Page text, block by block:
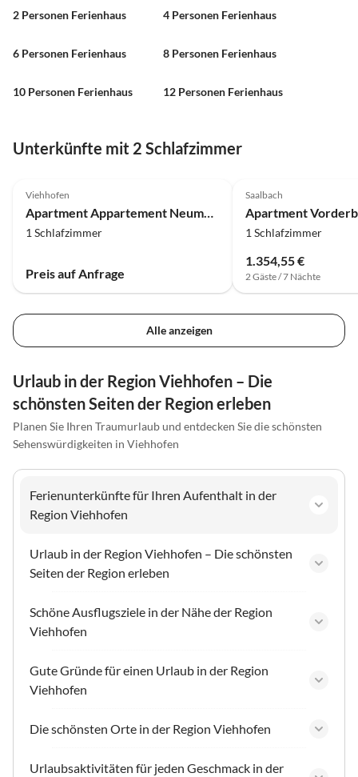
2 Personen Ferienhaus 4 Personen Ferienhaus
6 Personen Ferienhaus 8 Personen Ferienhaus
10 Personen Ferienhaus 12 Personen Ferienhaus
Unterkünfte mit 2 Schlafzimmer
Viehhofen
Apartment Appartement Neumayer Tanja
1 Schlafzimmer
Preis auf Anfrage
Saalbach
Apartment
1 Schlafzimmer
1.354,55 €
2 Gäste / 7 Nächte
Alle anzeigen
Urlaub in der Region Viehhofen – Die
schönsten Seiten der Region erleben
Planen Sie Ihren Traumurlaub und entdecken Sie die schönsten
Sehenswürdigkeiten in Viehhofen
Ferienunterkünfte für Ihren Aufenthalt in der
Region Viehhofen
Urlaub in der Region Viehhofen – Die schönsten
Seiten der Region erleben
Schöne Ausflugsziele in der Nähe der Region
Viehhofen
Gute Gründe für einen Urlaub in der Region
Viehhofen
Die schönsten Orte in der Region Viehhofen
Urlaubsaktivitäten für jeden Geschmack in der